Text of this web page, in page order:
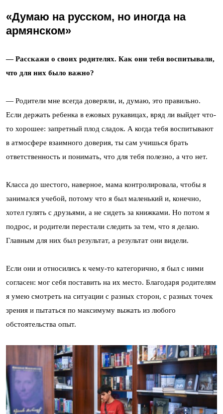
«Думаю на русском, но иногда на
армянском»
— Расскажи о своих родителях. Как они тебя воспитывали,
что для них было важно?
— Родители мне всегда доверяли, и, думаю, это правильно.
Если держать ребенка в ежовых рукавицах, вряд ли выйдет что-
то хорошее: запретный плод сладок. А когда тебя воспитывают
в атмосфере взаимного доверия, ты сам учишься брать
ответственность и понимать, что для тебя полезно, а что нет.
Класса до шестого, наверное, мама контролировала, чтобы я
занимался учебой, потому что я был маленький и, конечно,
хотел гулять с друзьями, а не сидеть за книжками. Но потом я
подрос, и родители перестали следить за тем, что я делаю.
Главным для них был результат, а результат они видели.
Если они и относились к чему-то категорично, я был с ними
согласен: мог себя поставить на их место. Благодаря родителям
я умею смотреть на ситуации с разных сторон, с разных точек
зрения и пытаться по максимуму выжать из любого
обстоятельства опыт.